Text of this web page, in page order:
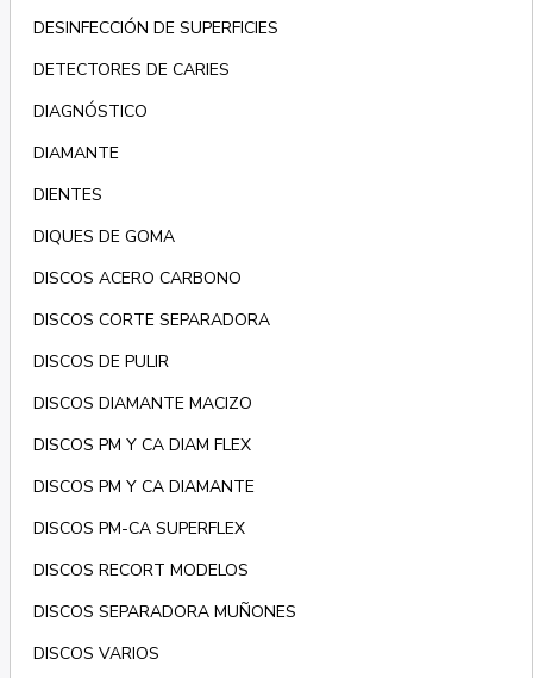
DESINFECCIÓN DE SUPERFICIES
DETECTORES DE CARIES
DIAGNÓSTICO
DIAMANTE
DIENTES
DIQUES DE GOMA
DISCOS ACERO CARBONO
DISCOS CORTE SEPARADORA
DISCOS DE PULIR
DISCOS DIAMANTE MACIZO
DISCOS PM Y CA DIAM FLEX
DISCOS PM Y CA DIAMANTE
DISCOS PM-CA SUPERFLEX
DISCOS RECORT MODELOS
DISCOS SEPARADORA MUÑONES
DISCOS VARIOS